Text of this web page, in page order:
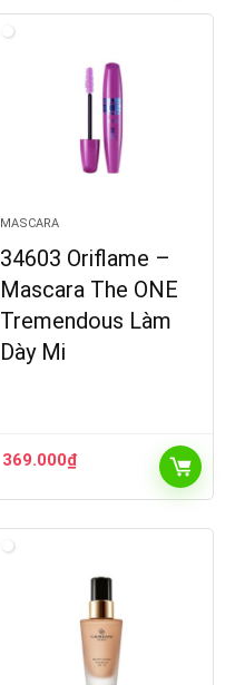
MASCARA
34603 Oriflame –
Mascara The ONE
Tremendous Làm
Dày Mi
369.000₫